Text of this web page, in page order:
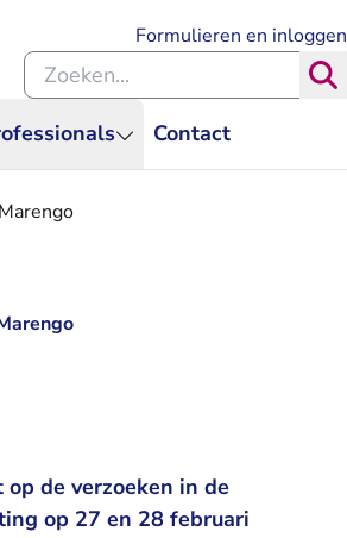
Contact
Formulieren en inloggen
Zoeken binnen de Rechtspraak
de verzoeken in de
op 27 en 28 februari